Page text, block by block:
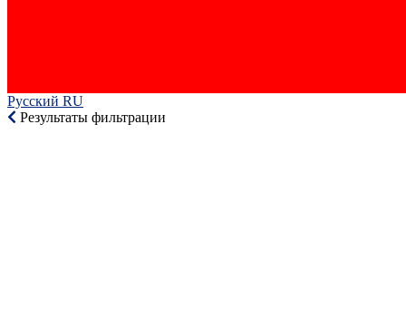
Русский RU‎
Результаты фильтрации